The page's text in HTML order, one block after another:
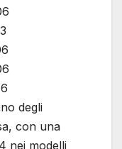
degli
con una
nei modelli